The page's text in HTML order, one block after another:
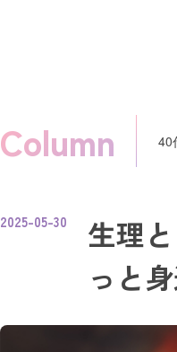
Column 40
2025-05-30
生理
っと